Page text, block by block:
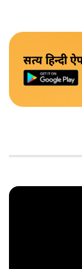
सत्य हिन्दी